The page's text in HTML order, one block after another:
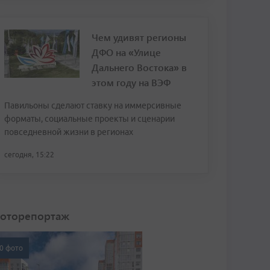
Чем удивят регионы
ДФО на «Улице
Дальнего Востока» в
этом году на ВЭФ
Павильоны сделают ставку на иммерсивные
форматы, социальные проекты и сценарии
повседневной жизни в регионах
сегодня, 15:22
фото